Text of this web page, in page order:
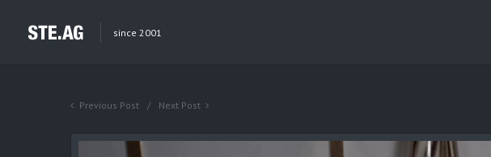
since 2001
Previous Post Next Post